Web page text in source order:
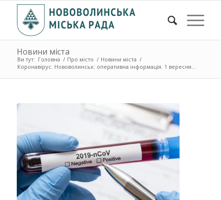
Новини міста
Ви тут: Головна / Про місто / Новини міста /
Коронавірус. Нововолинськ: оперативна інформація. 1 вересня...